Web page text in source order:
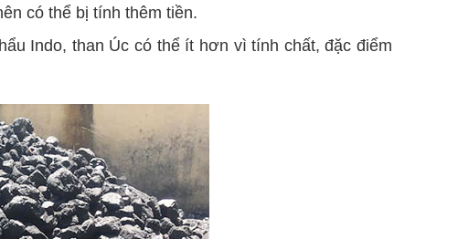
có thể bị tính thêm tiền.
Indo, than Úc có thể ít hơn vì tính chất, đặc điểm